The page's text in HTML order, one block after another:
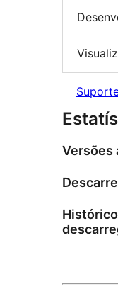
Versões